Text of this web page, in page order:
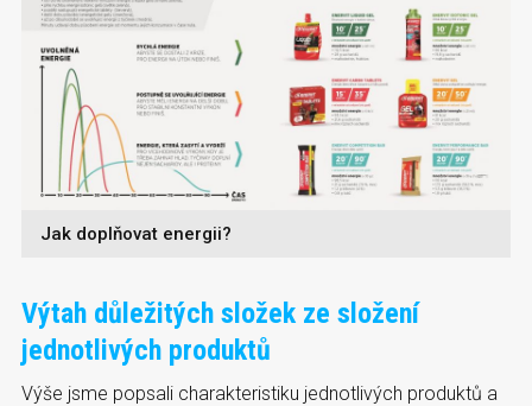
Jak doplňovat energii?
Výtah důležitých složek ze složení
jednotlivých produktů
Výše jsme popsali charakteristiku jednotlivých produktů a